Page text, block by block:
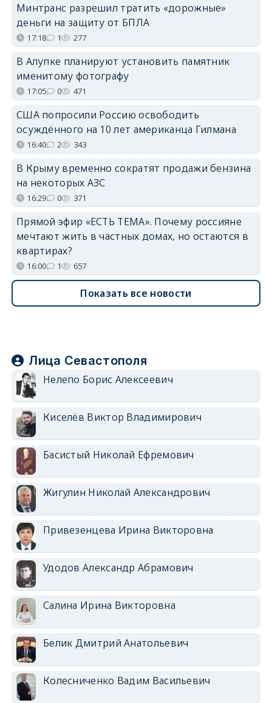
Минтранс разрешил тратить «дорожные»
деньги на защиту от БПЛА
17:18 1 277
В Алупке планируют установить памятник
именитому фотографу
17:05 0 471
США попросили Россию освободить
осуждённого на 10 лет американца Гилмана
16:40 2 343
В Крыму временно сократят продажи бензина
на некоторых АЗС
16:29 0 371
Прямой эфир «ЕСТЬ ТЕМА». Почему россияне
мечтают жить в частных домах, но остаются в
квартирах?
16:00 1 657
Показать все новости
Лица Севастополя
Нелепо Борис Алексеевич
Киселёв Виктор Владимирович
Басистый Николай Ефремович
Жигулин Николай Александрович
Привезенцева Ирина Викторовна
Удодов Александр Абрамович
Салина Ирина Викторовна
Белик Дмитрий Анатольевич
Колесниченко Вадим Васильевич